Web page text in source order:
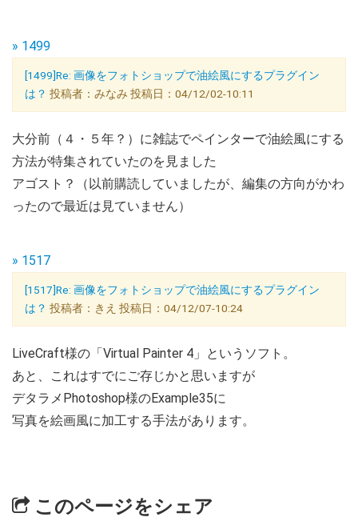
» 1499
[1499]Re: 画像をフォトショップで油絵風にするプラグイン
は？ 投稿者：みなみ 投稿日：04/12/02-10:11
大分前（４・５年？）に雑誌でペインターで油絵風にする
方法が特集されていたのを見ました
アゴスト？（以前購読していましたが、編集の方向がかわ
ったので最近は見ていません）
» 1517
[1517]Re: 画像をフォトショップで油絵風にするプラグイン
は？ 投稿者：きえ 投稿日：04/12/07-10:24
LiveCraft様の「Virtual Painter 4」というソフト。
あと、これはすでにご存じかと思いますが
デタラメPhotoshop様のExample35に
写真を絵画風に加工する手法があります。
このページをシェア